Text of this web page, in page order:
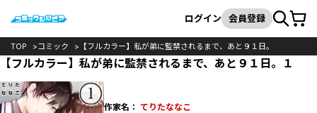
検索
ログイン 会員登録カート
TOP コミック 【フルカラー】私が弟に監禁されるまで、あと９１日。
【フルカラー】私が弟に監禁されるまで、あと９１日。１
作家名： てりたななこ